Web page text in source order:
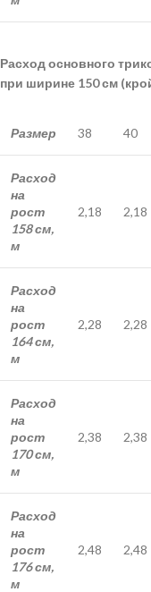
Расход основного
при ширине 150 см
Размер 38 40
Расход
на
рост
158 см,
м
2,18 2,18
Расход
на
рост
164 см,
м
2,28 2,28
Расход
на
рост
170 см,
м
2,38 2,38
Расход
на
рост
176 см,
м
2,48 2,48